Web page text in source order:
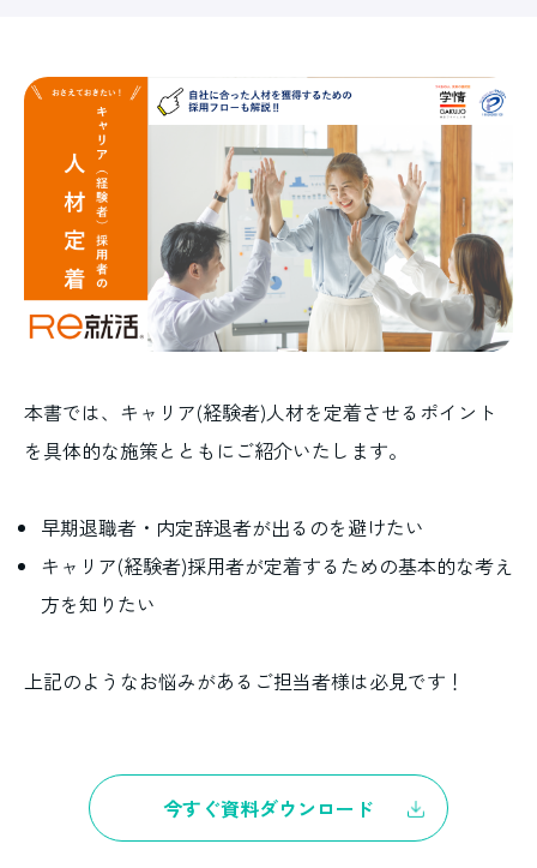
本書では、キャリア(経験者)人材を定着させるポイント
を具体的な施策とともにご紹介いたします。
早期退職者・内定辞退者が出るのを避けたい
キャリア(経験者)採用者が定着するための基本的な考え
方を知りたい
上記のようなお悩みがあるご担当者様は必見です！
今すぐ資料ダウンロード